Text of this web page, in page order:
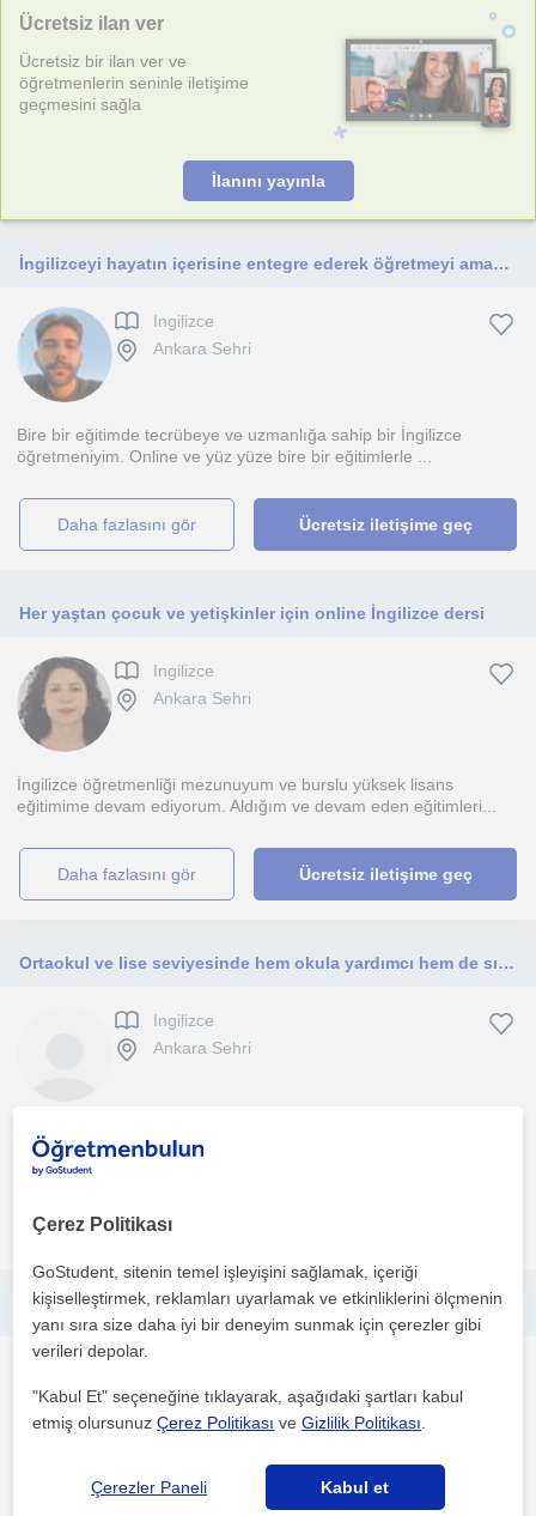
Ücretsiz ilan ver
Ücretsiz bir ilan ver ve
öğretmenlerin seninle iletişime
geçmesini sağla
İlanını yayınla
İngilizceyi hayatın içerisine entegre ederek öğretmeyi amaçlıyorum ve ezberden ziyade pratiğe dayalı bir eğitim vaat ediyorum.
Ingilizce
Ankara Sehri
Bire bir eğitimde tecrübeye ve uzmanlığa sahip bir İngilizce
öğretmeniyim. Online ve yüz yüze bire bir eğitimlerle ...
daha fazlasını gör Ücretsiz iletişime geç
Her yaştan çocuk ve yetişkinler için online İngilizce dersi
Ingilizce
Ankara Sehri
İngilizce öğretmenliği mezunuyum ve burslu yüksek lisans
eğitimime devam ediyorum. Aldığım ve devam eden eğitimleri...
daha fazlasını gör Ücretsiz iletişime geç
Ortaokul ve lise seviyesinde hem okula yardımcı hem de sınavlara hazırlık olarak ortaokul ve lise öğrencilerine yönelik
Ingilizce
Ankara Sehri
Sınavlara hazırlık derslerinde özel soru çözüm taktikleri veririm ve
eğer okula katkı için alınacak ise müfredata u...
daha fazlasını gör
İlkokul ve Ortaokul Öğrencilerine Birebir İngilizce Özel Ders
Ankara Sehri, Çankaya (A...
TED Üniversitesi mezunuyum. İngilizceyi ezberleyerek değil,
anlayarak ve kullanarak öğrenmek mümkündür. İlkokul ve ...
Çerez Politikası
GoStudent, sitenin temel işleyişini sağlamak, içeriği
kişiselleştirmek, reklamları uyarlamak ve etkinliklerini ölçmenin
yanı sıra size daha iyi bir deneyim sunmak için çerezler gibi
verileri depolar.
"Kabul Et" seçeneğine tıklayarak, aşağıdaki şartları kabul
etmiş olursunuzÇerez Politikası veGizlilik Politikası
Çerezler Paneli Kabul et